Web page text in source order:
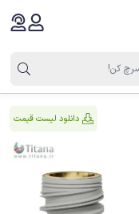
دانلود لیست قیمت